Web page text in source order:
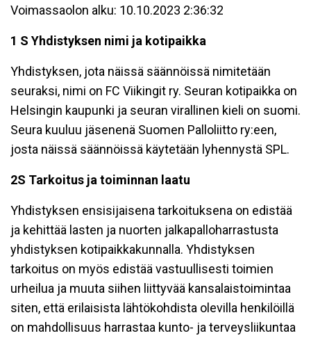
Voimassaolon alku: 10.10.2023 2:36:32
1 S Yhdistyksen nimi ja kotipaikka
Yhdistyksen, jota näissä säännöissä nimitetään
seuraksi, nimi on FC Viikingit ry. Seuran kotipaikka on
Helsingin kaupunki ja seuran virallinen kieli on suomi.
Seura kuuluu jäsenenä Suomen Palloliitto ry:een,
josta näissä säännöissä käytetään lyhennystä SPL.
2S Tarkoitus ja toiminnan laatu
Yhdistyksen ensisijaisena tarkoituksena on edistää
ja kehittää lasten ja nuorten jalkapalloharrastusta
yhdistyksen kotipaikkakunnalla. Yhdistyksen
tarkoitus on myös edistää vastuullisesti toimien
urheilua ja muuta siihen liittyvää kansalaistoimintaa
siten, että erilaisista lähtökohdista olevilla henkilöillä
on mahdollisuus harrastaa kunto- ja terveysliikuntaa